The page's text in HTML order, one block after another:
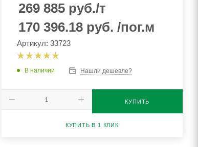
269 885руб./т
170 396.18 руб. /пог.м
Артикул: 33723
В наличии Нашли дешевле?
КУПИТЬ
КУПИТЬ В 1 КЛИК